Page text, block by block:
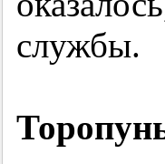
службы.